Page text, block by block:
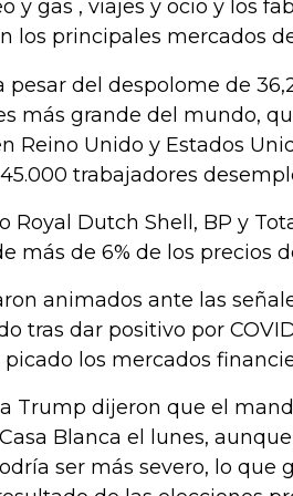
y gas , viajes y ocio y los
los principales mercados
pesar del despolome de
más grande del mundo,
Reino Unido y Estados
trabajadores
Royal Dutch Shell, BP y
más de 6% de los precios
animados ante las
tras dar positivo por
los mercados
Trump dijeron que el
Blanca el lunes,
ser más severo, lo que